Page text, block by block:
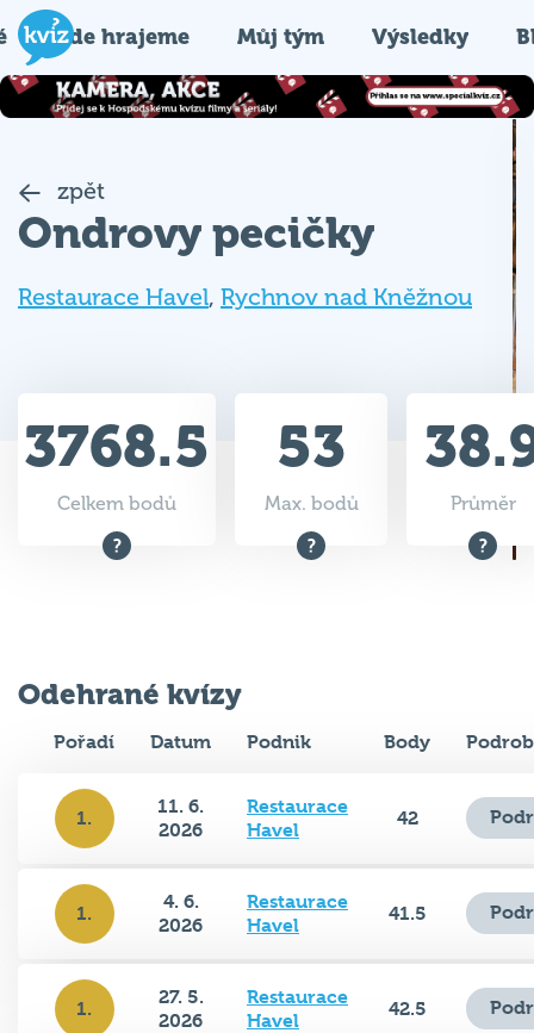
Kde hrajeme Můj tým Výsledky
zpět
Ondrovy pecičky
Restaurace Havel, Rychnov nad Kněžnou
3768.5
Celkem bodů
53
Max. bodů Průměr
Odehrané kvízy
Pořadí Datum Podnik Body
1.
11. 6.
2026
Restaurace
Havel
42
1.
4. 6.
2026
Restaurace
Havel
41.5
1.
27. 5.
2026
Restaurace
Havel
42.5